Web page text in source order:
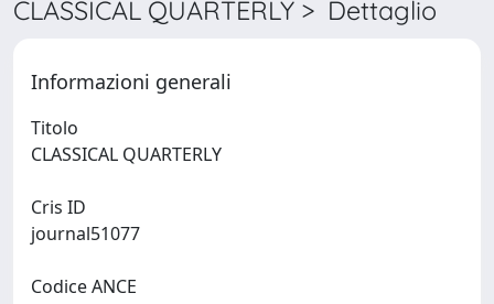
CLASSICAL QUARTERLY > Dettaglio
Informazioni generali
Titolo
Cris ID
Codice ANCE